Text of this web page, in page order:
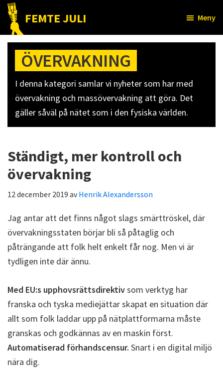
Hoppa
huvudinnehåll
Hoppa
det
primära
sidofältet
FEMTE JULI
Nätet
till
folket!
Meny
ÖVERVAKNING
I denna kategori samlar vi nyheter som har med
övervakning och massövervakning att göra. Det
gäller såväl på nätet som i den fysiska världen.
Ständigt, mer kontroll och
övervakning
12 december 2019 avHenrik Alexandersson
Jag antar att det finns något slags smärttröskel, där
övervakningsstaten börjar bli så påtaglig och
påträngande att folk helt enkelt får nog. Men vi är
tydligen inte där ännu.
Med EU:s upphovsrättsdirektivsom verktyg har
franska och tyska mediejättar skapat en situation där
allt som folk laddar upp på nätplattformarna måste
granskas och godkännas av en maskin först.
Automatiserad förhandscensur. Snart i en digital miljö
nära dig.